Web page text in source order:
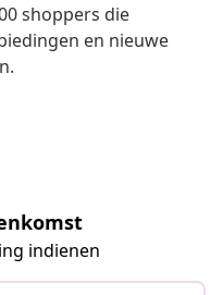
shoppers die
en nieuwe
indienen